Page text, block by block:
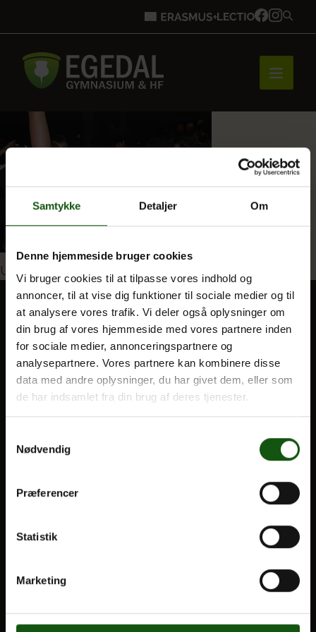
Samtykke Detaljer Om
Denne hjemmeside bruger cookies
Vi bruger cookies til at tilpasse vores indhold og
annoncer, til at vise dig funktioner til sociale medier og til
at analysere vores trafik. Vi deler også oplysninger om
din brug af vores hjemmeside med vores partnere inden
for sociale medier, annonceringspartnere og
analysepartnere. Vores partnere kan kombinere disse
data med andre oplysninger, du har givet dem, eller som
de har indsamlet fra din brug af deres tjenester.
Nødvendig
Præferencer
Statistik
Marketing
Forside
Bliv elev
Vores uddannelser
Om E.G.
Indlægsnavigation
Udgivet i
BLIV ELEV
Til forældre
VORES UDDANNELSER
Alle fag og valgfag